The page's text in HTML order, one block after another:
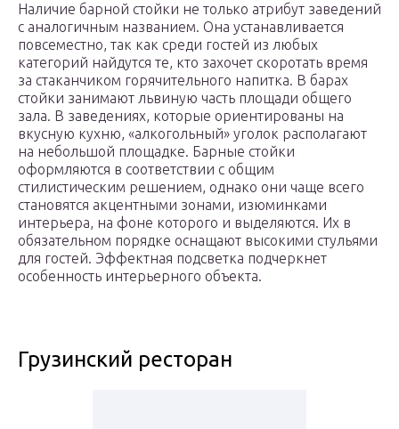
Наличие барной стойки не только атрибут заведений
с аналогичным названием. Она устанавливается
повсеместно, так как среди гостей из любых
категорий найдутся те, кто захочет скоротать время
за стаканчиком горячительного напитка. В барах
стойки занимают львиную часть площади общего
зала. В заведениях, которые ориентированы на
вкусную кухню, «алкогольный» уголок располагают
на небольшой площадке. Барные стойки
оформляются в соответствии с общим
стилистическим решением, однако они чаще всего
становятся акцентными зонами, изюминками
интерьера, на фоне которого и выделяются. Их в
обязательном порядке оснащают высокими стульями
для гостей. Эффектная подсветка подчеркнет
особенность интерьерного объекта.
Грузинский ресторан